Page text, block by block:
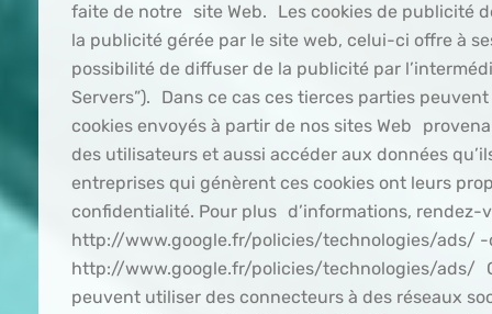
faite de notre site Web. Les cookies de publicité
la publicité gérée par le site web, celui-ci offre à
possibilité de diffuser de la publicité par
Servers”). Dans ce cas ces tierces parties
cookies envoyés à partir de nos sites Web
des utilisateurs et aussi accéder aux données
entreprises qui génèrent ces cookies ont leurs
confidentialité. Pour plus d’informations, rendez-
http://www.google.fr/policies/technologies/ads/
http://www.google.fr/policies/technologies/ads/
peuvent utiliser des connecteurs à des réseaux